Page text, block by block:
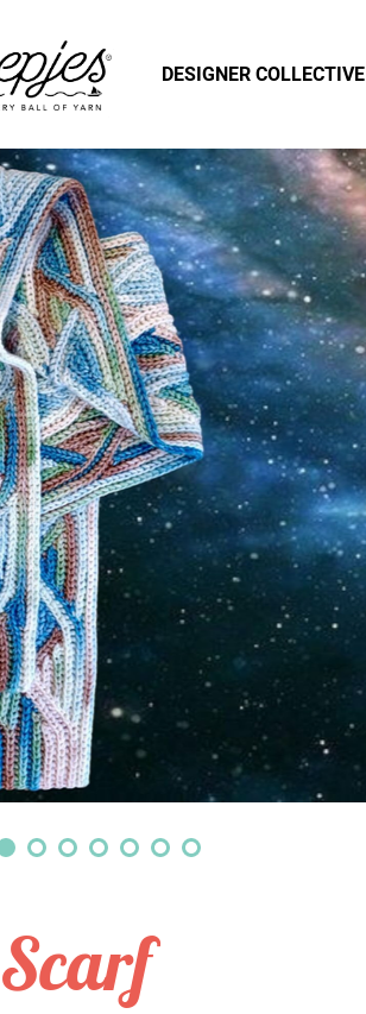
DESIGNER COLLECTIVE